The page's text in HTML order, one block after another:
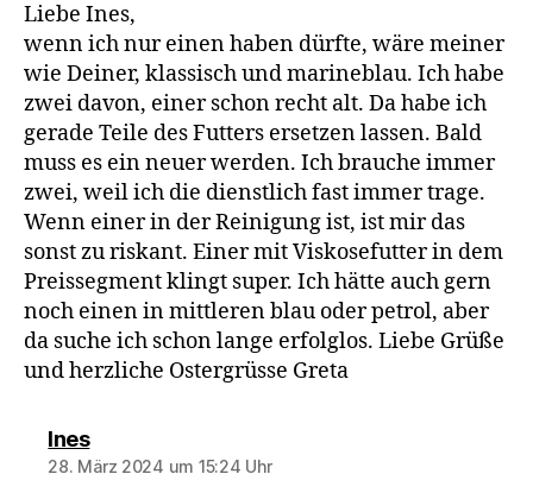
Liebe Ines,
wenn ich nur einen haben dürfte, wäre meiner
wie Deiner, klassisch und marineblau. Ich habe
zwei davon, einer schon recht alt. Da habe ich
gerade Teile des Futters ersetzen lassen. Bald
muss es ein neuer werden. Ich brauche immer
zwei, weil ich die dienstlich fast immer trage.
Wenn einer in der Reinigung ist, ist mir das
sonst zu riskant. Einer mit Viskosefutter in dem
Preissegment klingt super. Ich hätte auch gern
noch einen in mittleren blau oder petrol, aber
da suche ich schon lange erfolglos. Liebe Grüße
und herzliche Ostergrüsse Greta
Inessagt:
28. März 2024 um 15:24 Uhr